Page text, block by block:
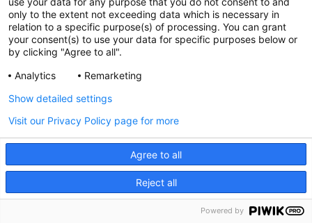
11. Савлевич Е.Л. Дорощенко Н.Э., Славинская И.С.,
Фариков С.Э. Важные нюансы воспалительного
процесса в ротоглотке и выбор тактики оптимального
лечения // Медицинский совет. 2017. №16. С. 48-54.
12. Салмаси Ж.М., Казимирский А.Н., Антонова Е.А.
свойства клеток врожденного и адаптивного
иммунитета // Медицинский совет. 2019. № 8. С. 38-44.
13. Инструкция по приименению Тантум
https://tantum-verde.net/meds/spray/
Где заказать Тантум®Верде
Заказать
only to the extent not exceeding data which is necessary in
relation to a specific purpose(s) of processing. You can grant
your consent(s) to use your data for specific purposes below or
by clicking "Agree to all".
Analytics
Remarketing
Agree to all
Reject all
Show detailed settings
Visit our Privacy Policy page for more
Powered by